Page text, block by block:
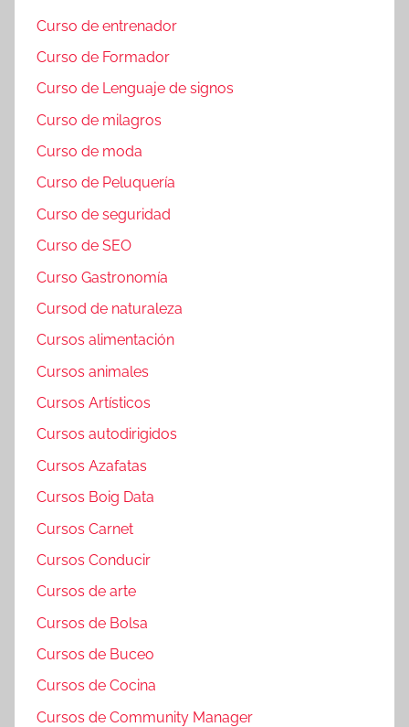
Curso de entrenador
Curso de Formador
Curso de Lenguaje de signos
Curso de milagros
Curso de moda
Curso de Peluquería
Curso de seguridad
Curso de SEO
Curso Gastronomía
Cursod de naturaleza
Cursos alimentación
Cursos animales
Cursos Artísticos
Cursos autodirigidos
Cursos Azafatas
Cursos Boig Data
Cursos Carnet
Cursos Conducir
Cursos de arte
Cursos de Bolsa
Cursos de Buceo
Cursos de Cocina
Cursos de Community Manager